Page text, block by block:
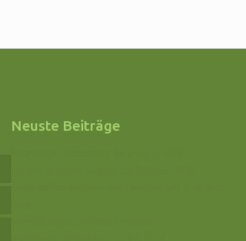
Neuste Beiträge